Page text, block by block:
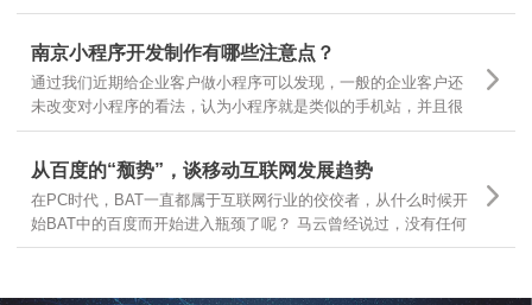
枢纽。南京江宁从东西南三面环抱南京主城区，航空、港口、铁
站建设有哪些需要注意的细节？
南京小程序开发制作有哪些注意点？
通过我们近期给企业客户做小程序可以发现，一般的企业客户还
未改变对小程序的看法，认为小程序就是类似的手机站，并且很
多客户都让我们按照手机站的样式和功能去开发小程序，是因为
大家分享下，那么小程序制作有哪些要点呢？
从百度的“颓势”，谈移动互联网发展趋势
在PC时代，BAT一直都属于互联网行业的佼佼者，从什么时候开
始BAT中的百度而开始进入瓶颈了呢？ 马云曾经说过，没有任何
一个互联网企业可以保证10年之内还能存在，可见互联网行业的
析，互联网发展的趋势和前景